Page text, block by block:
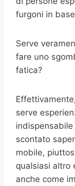
furgoni in
Serve
fare uno
fatica?
serve
scontato
mobile,
qualsiasi altro
anche come